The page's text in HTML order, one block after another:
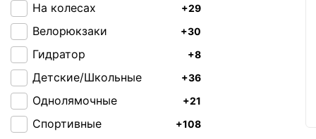
+29
На колесах
+30
Велорюкзаки
+8
Гидратор
+36
Детские/Школьные
+21
Однолямочные
+108
Спортивные